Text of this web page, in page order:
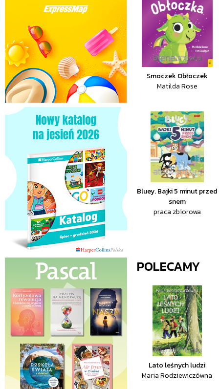
Smoczek Obłoczek
Matilda Rose
Bluey. Bajki 5 minut przed
snem
praca zbiorowa
POLECAMY
Lato leśnych ludzi
Maria Rodziewiczówna